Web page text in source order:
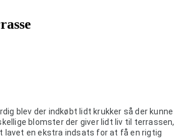
blev der indkøbt lidt krukker så der kunne
blomster der giver lidt liv til terrassen,
lavet en ekstra indsats for at få en rigtig